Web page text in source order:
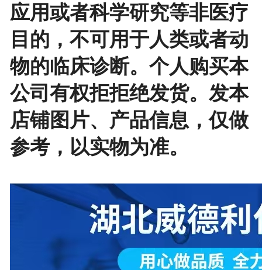
应用或者科学研究等非医疗
目的，不可用于人类或者动
物的临床诊断。个人购买本
公司有权拒拒绝发货。发本
店铺图片、产品信息，仅做
参考，以实物为准。